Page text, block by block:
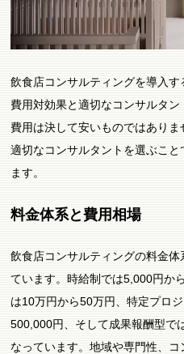
飲食店コンサルティングを導入す
費用対効果と適切なコンサルタ
費用は決して安いものではありま
適切なコンサルタントを選ぶこ
ます。
料金体系と費用相場
飲食店コンサルティングの料金
ています。時給制では5,000円か
は10万円から50万円、特定プロ
500,000円、そして成果報酬型で
なっています。地域や専門性、